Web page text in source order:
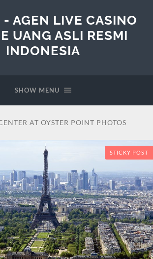
AGEN LIVE CASINO
UANG ASLI RESMI
INDONESIA
SHOW MENU
AT OYSTER POINT PHOTOS
STICKY POST